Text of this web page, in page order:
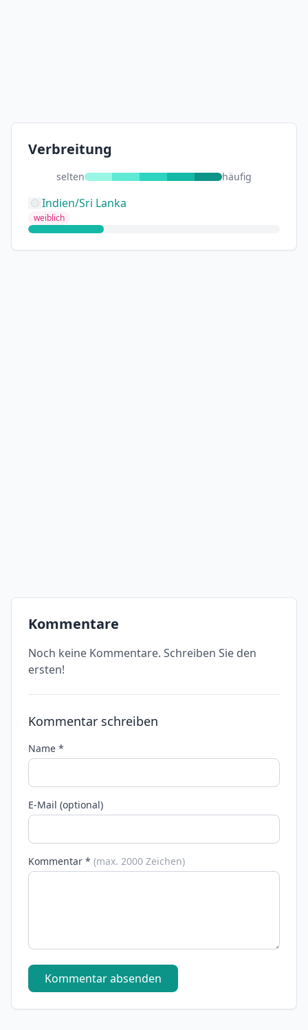
Verbreitung
selten häufig
Indien/Sri Lanka
weiblich
Kommentare
Noch keine Kommentare. Schreiben Sie den
ersten!
Kommentar schreiben
Name *
E-Mail (optional)
Kommentar * (max. 2000 Zeichen)
Kommentar absenden